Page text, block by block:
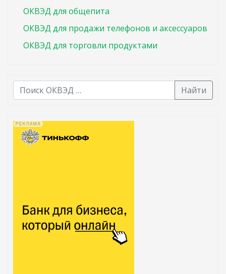
ОКВЭД для общепита
ОКВЭД для продажи телефонов и аксессуаров
ОКВЭД для торговли продуктами
Найти
В списке найденных результатов используйте